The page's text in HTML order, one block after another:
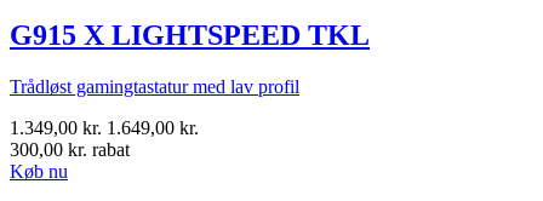
G915 X LIGHTSPEED TKL
Trådløst gamingtastatur med lav profil
1.349,00 kr. 1.649,00 kr.
300,00 kr. rabat
Køb nu